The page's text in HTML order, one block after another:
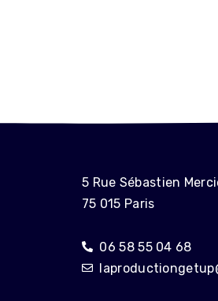
5 Rue Sébastien
75 015 Paris
06 58 55 04 68